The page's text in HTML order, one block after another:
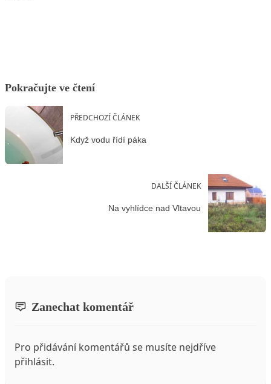
Pokračujte ve čtení
PŘEDCHOZÍ ČLÁNEK
Když vodu řídí páka
DALŠÍ ČLÁNEK
Na vyhlídce nad Vltavou
Zanechat komentář
Pro přidávání komentářů se musíte nejdříve
přihlásit.